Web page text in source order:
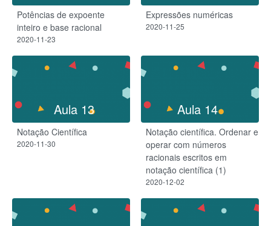
Potências de expoente
inteiro e base racional
2020-11-23
Expressões numéricas
2020-11-25
Aula 13
Notação Científica
2020-11-30
Aula 14
Notação científica. Ordenar e
operar com números
racionais escritos em
notação científica (1)
2020-12-02